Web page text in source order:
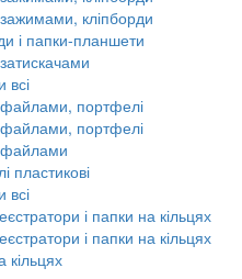
кліпборди
і папки-планшети
всі
портфелі
портфелі
пластикові
всі
і папки на кільцях
і папки на кільцях
кільцях